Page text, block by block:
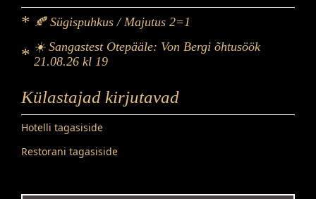
🍂 Sügispuhkus / Majutus 2=1
☀️ Sangastest Otepääle: Von Bergi õhtusöök
21.08.26 kl 19
Külastajad kirjutavad
Hotelli tagasiside
Restorani tagasiside